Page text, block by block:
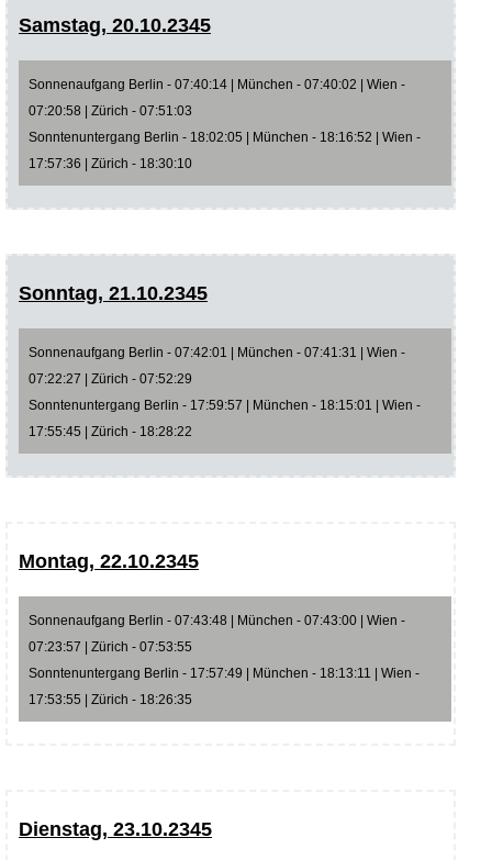
Samstag, 20.10.2345
Sonnenaufgang Berlin - 07:40:14 | München - 07:40:02 | Wien -
07:20:58 | Zürich - 07:51:03
Sonntenuntergang Berlin - 18:02:05 | München - 18:16:52 | Wien -
17:57:36 | Zürich - 18:30:10
Sonntag, 21.10.2345
Sonnenaufgang Berlin - 07:42:01 | München - 07:41:31 | Wien -
07:22:27 | Zürich - 07:52:29
Sonntenuntergang Berlin - 17:59:57 | München - 18:15:01 | Wien -
17:55:45 | Zürich - 18:28:22
Montag, 22.10.2345
Sonnenaufgang Berlin - 07:43:48 | München - 07:43:00 | Wien -
07:23:57 | Zürich - 07:53:55
Sonntenuntergang Berlin - 17:57:49 | München - 18:13:11 | Wien -
17:53:55 | Zürich - 18:26:35
Dienstag, 23.10.2345